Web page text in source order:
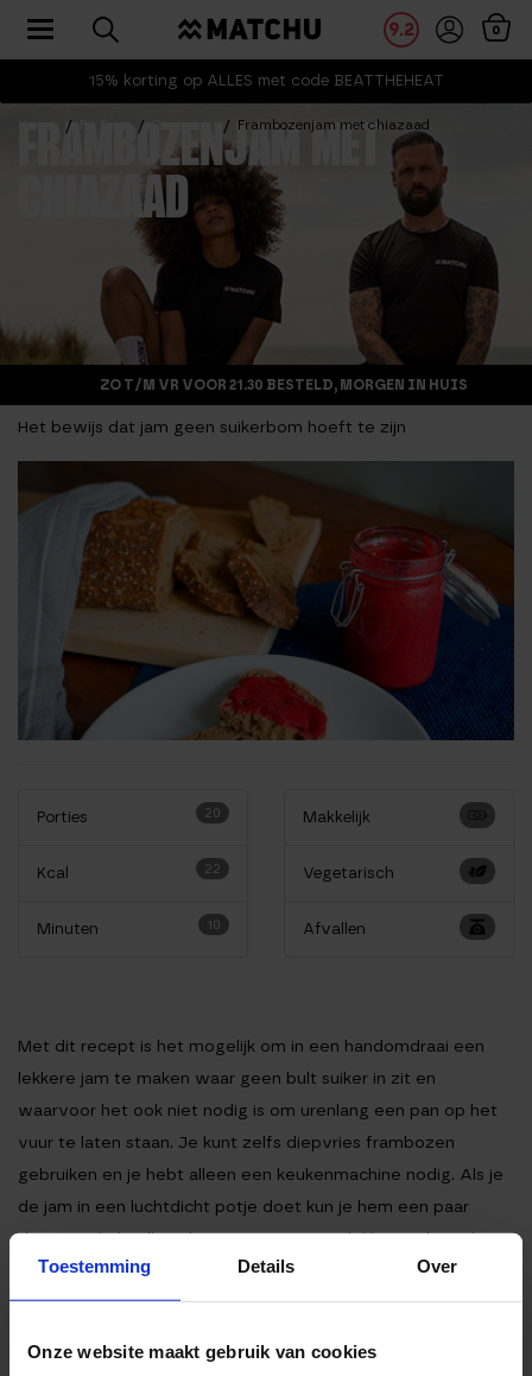
Toestemming Details Over
Onze website maakt gebruik van cookies
15% korting op ALLES met code BEATTHEHEAT
9.2 0
Toggle navigation
Frambozenjam met chiazaad
FRAMBOZENJAM MET
CHIAZAAD
ZO T/M VR VOOR 21.30 BESTELD, MORGEN IN HUIS
Het bewijs dat jam geen suikerbom hoeft te zijn
Porties 20
Kcal 22
Minuten 10
Makkelijk
Vegetarisch
Afvallen
Met dit recept is het mogelijk om in een handomdraai een
lekkere jam te maken waar geen bult suiker in zit en
waarvoor het ook niet nodig is om urenlang een pan op het
vuur te laten staan. Je kunt zelfs diepvries frambozen
gebruiken en je hebt alleen een keukenmachine nodig. Als je
de jam in een luchtdicht potje doet kun je hem een paar
dagen in de koelkast bewaren. De jam is lekker op brood,
maar ook bijvoorbeeld op pannenkoeken of zelfs door je
yoghurt. Als je een zoetekauw bent kun je altijd meer honing